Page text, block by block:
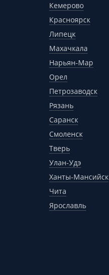
Кемерово
Красноярск
Липецк
Махачкала
Нарьян-Мар
Орел
Петрозаводск
Рязань
Саранск
Смоленск
Тверь
Улан-Удэ
Ханты-Мансийск
Чита
Ярославль